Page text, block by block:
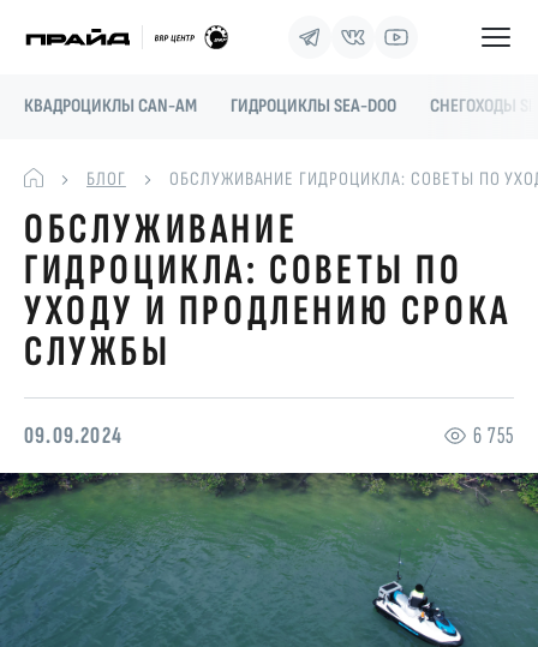
КВАДРОЦИКЛЫ CAN-AM ГИДРОЦИКЛЫ SEA-DOO СНЕГОХОДЫ
БЛОГ ОБСЛУЖИВАНИЕ ГИДРОЦИКЛА: СОВЕТЫ ПО
ОБСЛУЖИВАНИЕ
ГИДРОЦИКЛА: СОВЕТЫ ПО
УХОДУ И ПРОДЛЕНИЮ СРОКА
СЛУЖБЫ
09.09.2024 6 755